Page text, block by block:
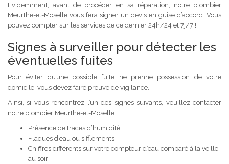
Evidemment, avant de procéder en sa réparation, notre plombier
Meurthe-et-Moselle vous fera signer un devis en guise d’accord. Vous
pouvez compter sur les services de ce dernier 24h/24 et 7j/7 !
Signes à surveiller pour détecter les
éventuelles fuites
Pour éviter qu’une possible fuite ne prenne possession de votre
domicile, vous devez faire preuve de vigilance.
Ainsi, si vous rencontrez l’un des signes suivants, veuillez contacter
notre plombier Meurthe-et-Moselle :
Présence de traces d’humidité
Flaques d’eau ou sifflements
Chiffres différents sur votre compteur d’eau comparé à la veille
au soir